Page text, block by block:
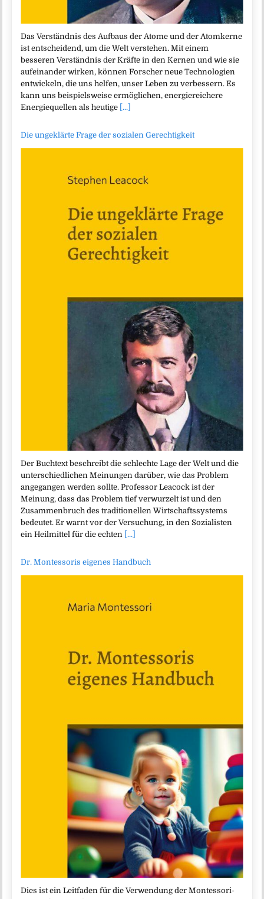
Das Verständnis des Aufbaus der Atome und der Atomkerne
ist entscheidend, um die Welt verstehen. Mit einem
besseren Verständnis der Kräfte in den Kernen und wie sie
aufeinander wirken, können Forscher neue Technologien
entwickeln, die uns helfen, unser Leben zu verbessern. Es
kann uns beispielsweise ermöglichen, energiereichere
Energiequellen als heutige [...]
Die ungeklärte Frage der sozialen Gerechtigkeit
Der Buchtext beschreibt die schlechte Lage der Welt und die
unterschiedlichen Meinungen darüber, wie das Problem
angegangen werden sollte. Professor Leacock ist der
Meinung, dass das Problem tief verwurzelt ist und den
Zusammenbruch des traditionellen Wirtschaftssystems
bedeutet. Er warnt vor der Versuchung, in den Sozialisten
ein Heilmittel für die echten [...]
Dr. Montessoris eigenes Handbuch
Dies ist ein Leitfaden für die Verwendung der Montessori-